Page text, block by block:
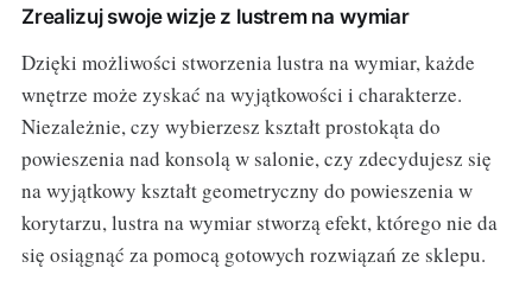
Zrealizuj swoje wizje z lustrem na wymiar
Dzięki możliwości stworzenia lustra na wymiar, każde
wnętrze może zyskać na wyjątkowości i charakterze.
Niezależnie, czy wybierzesz kształt prostokąta do
powieszenia nad konsolą w salonie, czy zdecydujesz się
na wyjątkowy kształt geometryczny do powieszenia w
korytarzu, lustra na wymiar stworzą efekt, którego nie da
się osiągnąć za pomocą gotowych rozwiązań ze sklepu.